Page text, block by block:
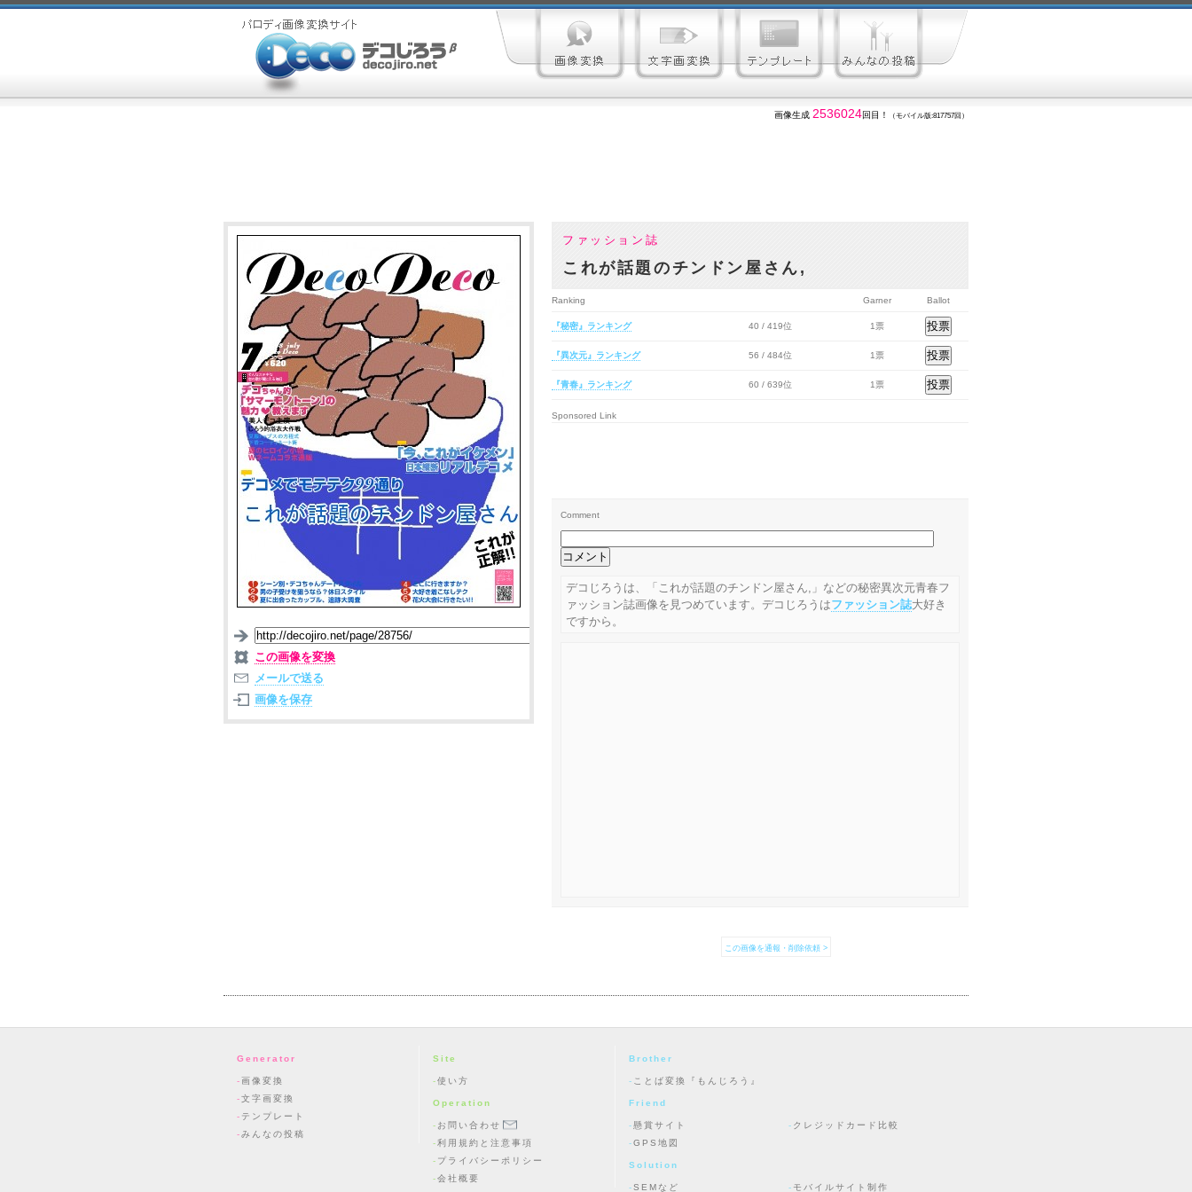
画像生成 2536024回目！ （モバイル版:817757回）
ファッション誌
これが話題のチンドン屋さん,
この画像を変換
メールで送る
画像を保存
Ranking Garner Ballot
『秘密』ランキング 40 / 419位 1票
『異次元』ランキング 56 / 484位 1票
『青春』ランキング 60 / 639位 1票
Sponsored Link
Comment
デコじろうは、「これが話題のチンドン屋さん,」などの秘密異次元青春フ
ァッション誌画像を見つめています。デコじろうはファッション誌大好き
ですから。
この画像を通報・削除依頼 >
Generator
画像変換
文字画変換
テンプレート
みんなの投稿
Site
使い方
Operation
お問い合わせ
利用規約と注意事項
プライバシーポリシー
会社概要
Brother
ことば変換『もんじろう』
Friend
懸賞サイト
クレジッドカード比較
GPS地図
Solution
SEMなど モバイルサイト制作